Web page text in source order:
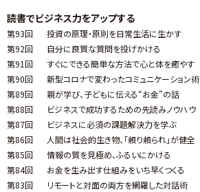
読書でビジネス力をアップする
第93回 投資の原理・原則を日常生活に生かす
第92回
自分に良質な質問を投げかける
第91回
すぐにできる簡単な方法で心と体を癒やす
第90回
新型コロナで変わったコミュニケーション術
第89回
親が学び、子どもに伝える“お金”の話
第88回
ビジネスで成功するための先読みノウハウ
第87回
ビジネスに必須の課題解決力を学ぶ
第86回
人間は社会的生き物、「頼り頼られ」が健全
第85回
情報の質を見極め、ふるいにかける
第84回
お金を生み出す仕組みをいち早くつくる
第83回
リモートと対面の両方を網羅した対話術